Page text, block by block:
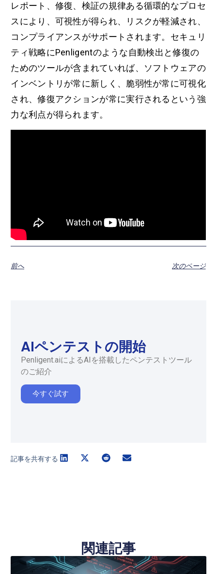
レポート、修復、検証の規律ある循環的なプロセ
スにより、可視性が得られ、リスクが軽減され、
コンプライアンスがサポートされます。セキュリ
ティ戦略にPenligentのような自動検出と修復の
ためのツールが含まれていれば、ソフトウェアの
インベントリが常に新しく、脆弱性が常に可視化
され、修復アクションが常に実行されるという強
力な利点が得られます。
前へ 次のページ
AIペンテストの開始
Penligent.aiによるAIを搭載したペンテストツール
のご紹介
今すぐ試す
記事を共有する
関連記事